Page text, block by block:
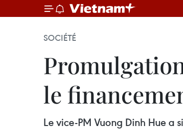
SOCIÉTÉ
le
Le vice-PM Vuong Dinh Hue